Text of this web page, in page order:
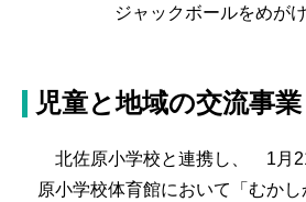
ジャックボールをめが
児童と地域の交流事業
北佐原小学校と連携し、 1月
原小学校体育館において「むか